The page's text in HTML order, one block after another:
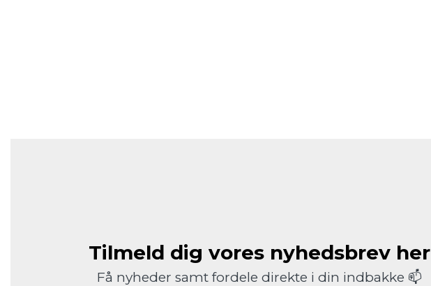
Tilmeld dig vores nyhedsbrev her
Få nyheder samt fordele direkte i din indbakke 📫